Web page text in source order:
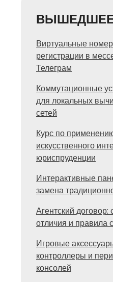
Виртуальные
регистрации в
Телеграм
Коммутационные
для локальных
сетей
Курс по
искусственного
юриспруденции
Интерактивные
замена
Агентский договор:
отличия и правила
Игровые
контроллеры и
консолей